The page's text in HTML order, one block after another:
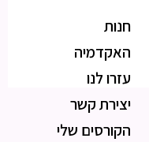
חנות
האקדמיה
עזרו לנו
יצירת קשר
הקורסים שלי